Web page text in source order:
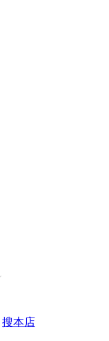
搜本店